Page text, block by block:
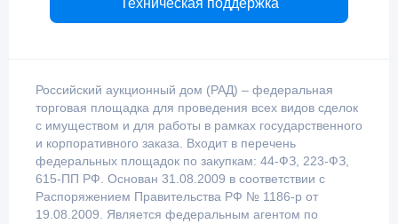
Техническая поддержка
Российский аукционный дом (РАД) – федеральная
торговая площадка для проведения всех видов сделок
с имуществом и для работы в рамках государственного
и корпоративного заказа. Входит в перечень
федеральных площадок по закупкам: 44-ФЗ, 223-ФЗ,
615-ПП РФ. Основан 31.08.2009 в соответствии с
Распоряжением Правительства РФ № 1186-р от
19.08.2009. Является федеральным агентом по